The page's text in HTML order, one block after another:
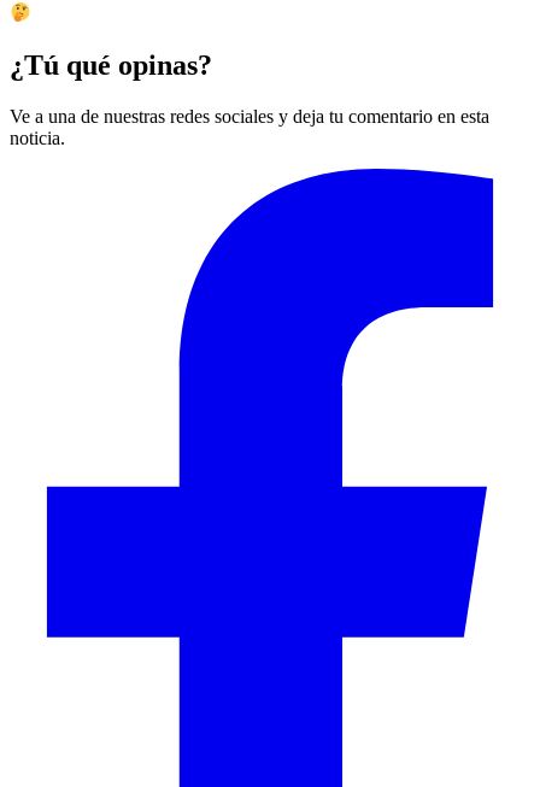
¿Tú qué opinas?
Ve a una de nuestras redes sociales y deja tu comentario en esta
noticia.